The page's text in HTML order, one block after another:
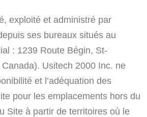
exploité et administré par
ses bureaux situés au
: 1239 Route Bégin, St-
Usitech 2000 Inc. ne
et l’adéquation des
pour les emplacements hors du
Site à partir de territoires où le